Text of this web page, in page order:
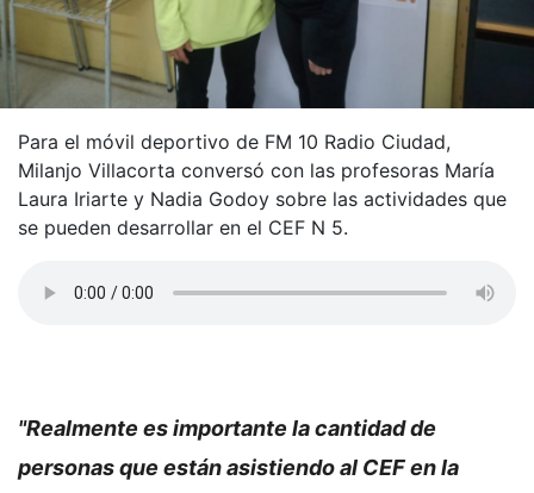
Para el móvil deportivo de FM 10 Radio Ciudad,
Milanjo Villacorta conversó con las profesoras María
Laura Iriarte y Nadia Godoy sobre las actividades que
se pueden desarrollar en el CEF N 5.
"Realmente es importante la cantidad de
personas que están asistiendo al CEF en la